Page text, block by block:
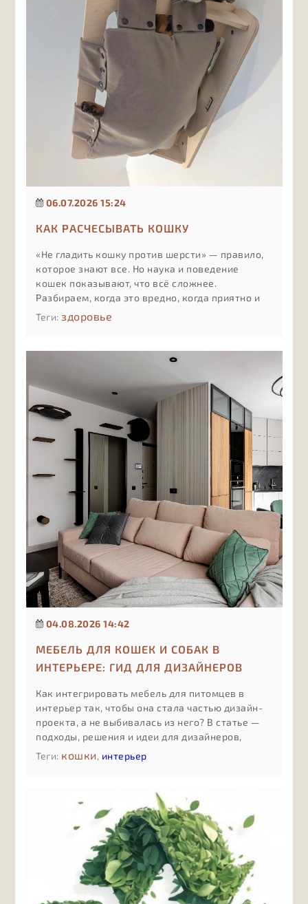
06.07.2026 15:24
КАК РАСЧЕСЫВАТЬ КОШКУ
«Не гладить кошку против шерсти» — правило,
которое знают все. Но наука и поведение
кошек показывают, что всё сложнее.
Разбираем, когда это вредно, когда приятно и
как понять реакцию именно вашей кошки
Теги: здоровье
04.08.2026 14:42
МЕБЕЛЬ ДЛЯ КОШЕК И СОБАК В
ИНТЕРЬЕРЕ: ГИД ДЛЯ ДИЗАЙНЕРОВ
Как интегрировать мебель для питомцев в
интерьер так, чтобы она стала частью дизайн-
проекта, а не выбивалась из него? В статье —
подходы, решения и идеи для дизайнеров,
которые работают с pet friendly-
Теги: кошки, интерьер